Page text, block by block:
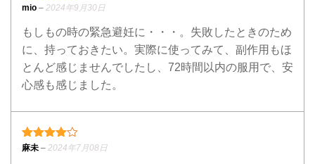
5段階中5の評価
mio – 2024年9月30日
もしもの時の緊急避妊に・・・。失敗したときのため
に、持っておきたい。実際に使ってみて、副作用もほ
とんど感じませんでしたし、72時間以内の服用で、安
心感も感じました。
4段階中4の評価
麻未 – 2024年7月08日